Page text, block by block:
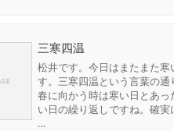
三寒四温
松井です。今日はまたまた寒
す。三寒四温という言葉の通
春に向かう時は寒い日とあっ
い日の繰り返しですね。確実
…